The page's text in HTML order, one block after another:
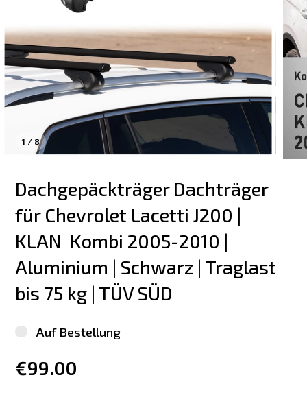
1 / 8
Dachgepäckträger Dachträger
für Chevrolet Lacetti J200 |
KLAN  Kombi 2005-2010 |
Aluminium | Schwarz | Traglast
bis 75 kg | TÜV SÜD
Auf Bestellung
€99.00